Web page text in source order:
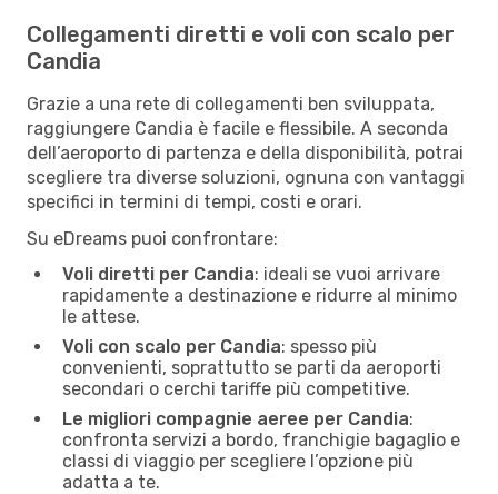
Collegamenti diretti e voli con scalo per
Candia
Grazie a una rete di collegamenti ben sviluppata,
raggiungere Candia è facile e flessibile. A seconda
dell’aeroporto di partenza e della disponibilità, potrai
scegliere tra diverse soluzioni, ognuna con vantaggi
specifici in termini di tempi, costi e orari.
Su eDreams puoi confrontare:
Voli diretti per Candia: ideali se vuoi arrivare
rapidamente a destinazione e ridurre al minimo
le attese.
Voli con scalo per Candia: spesso più
convenienti, soprattutto se parti da aeroporti
secondari o cerchi tariffe più competitive.
Le migliori compagnie aeree per Candia:
confronta servizi a bordo, franchigie bagaglio e
classi di viaggio per scegliere l’opzione più
adatta a te.